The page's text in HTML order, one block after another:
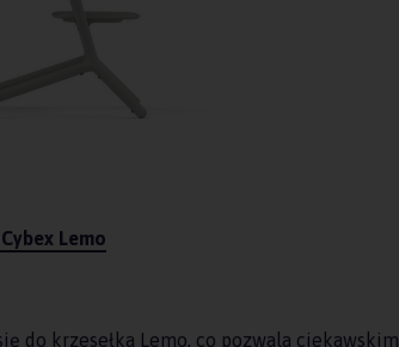
Lemo
do krzesełka Lemo, co pozwala ciekawskim